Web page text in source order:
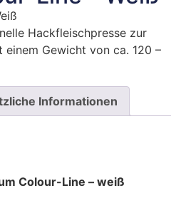
Hackfleischpresse zur
Gewicht von ca. 120 –
Informationen
Colour-Line – weiß